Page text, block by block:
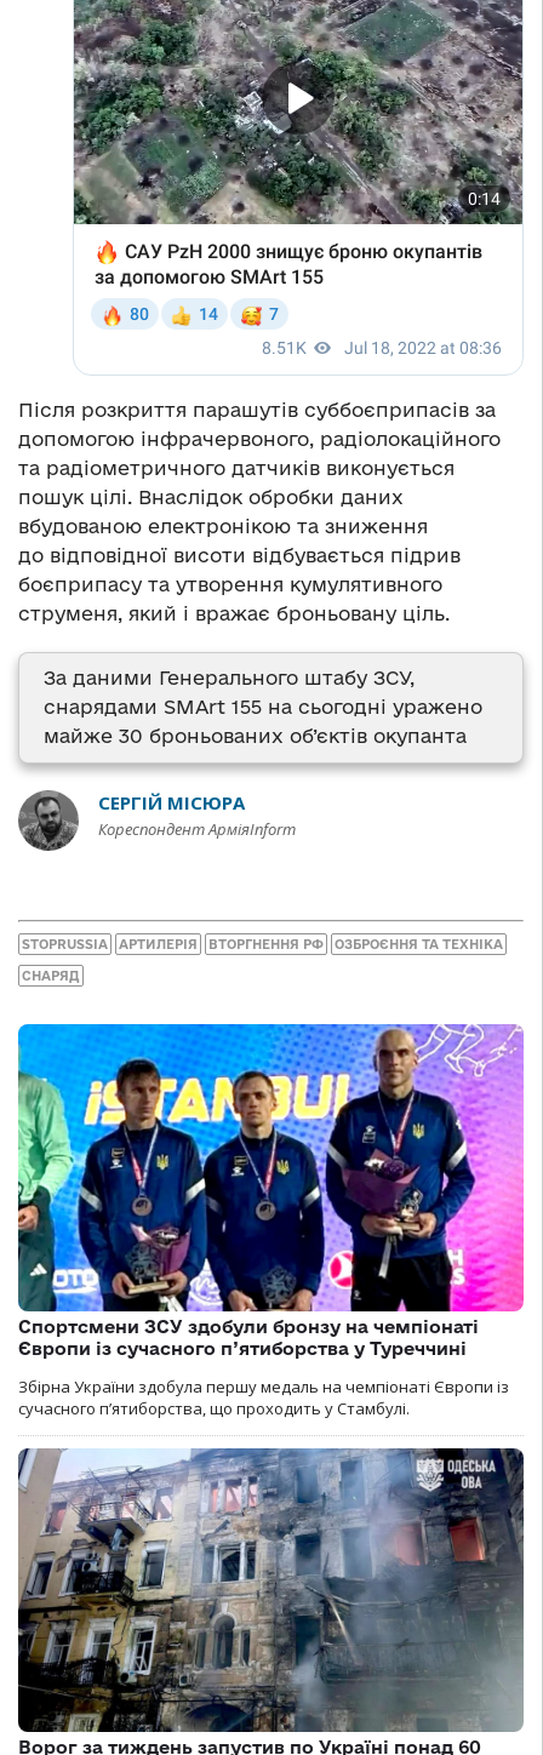
Після розкриття парашутів суббоєприпасів за
допомогою інфрачервоного, радіолокаційного
та радіометричного датчиків виконується
пошук цілі. Внаслідок обробки даних
вбудованою електронікою та зниження
до відповідної висоти відбувається підрив
боєприпасу та утворення кумулятивного
струменя, який і вражає броньовану ціль.
За даними Генерального штабу ЗСУ,
снарядами SMArt 155 на сьогодні уражено
майже 30 броньованих об’єктів окупанта
СЕРГІЙ МІСЮРА
Кореспондент АрміяInform
STOPRUSSIA АРТИЛЕРІЯ ВТОРГНЕННЯ РФ ОЗБРОЄННЯ ТА ТЕХНІКА
СНАРЯД
Спортсмени ЗСУ здобули бронзу на чемпіонаті
Європи із сучасного п’ятиборства у Туреччині
Збірна України здобула першу медаль на чемпіонаті Європи із
сучасного п’ятиборства, що проходить у Стамбулі.
Ворог за тиждень запустив по Україні понад 60